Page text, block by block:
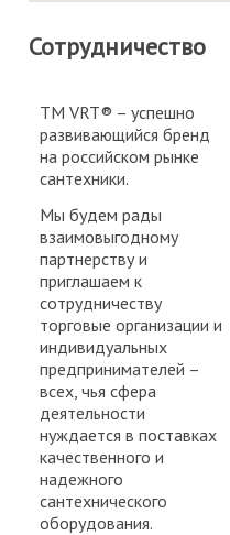
Сотрудничество
ТМ VRT® – успешно
развивающийся бренд
на российском рынке
сантехники.
Мы будем рады
взаимовыгодному
партнерству и
приглашаем к
сотрудничеству
торговые организации и
индивидуальных
предпринимателей –
всех, чья сфера
деятельности
нуждается в поставках
качественного и
надежного
сантехнического
оборудования.